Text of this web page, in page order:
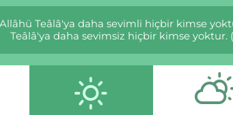
Teâlâ'ya daha sevimli hiçbir kimse
Teâlâ'ya daha sevimsiz hiçbir kimse yoktur.